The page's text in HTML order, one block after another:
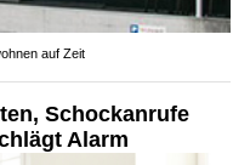
auf Zeit
Schockanrufe
Alarm